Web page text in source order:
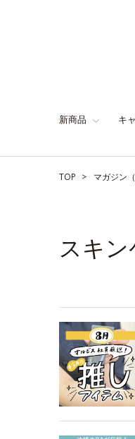
新商品 キ
TOP マガジン
スキ